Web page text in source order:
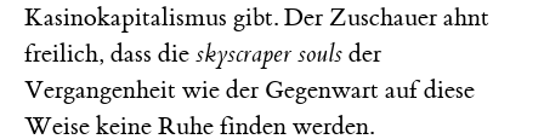
Kasinokapitalismus gibt. Der Zuschauer ahnt
freilich, dass die skyscraper souls der
Vergangenheit wie der Gegenwart auf diese
Weise keine Ruhe finden werden.